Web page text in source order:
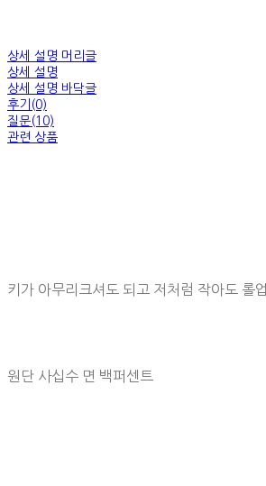
상세 설명 머리글
상세 설명
상세 설명 바닥글
후기(0)
질문(10)
관련 상품
키가 아무리크셔도 되고 저처럼 작아도 롤
원단 사십수 면 백퍼센트